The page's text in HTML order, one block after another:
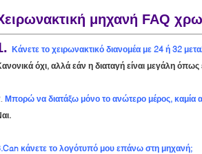
μηχανή FAQ
Κάνετε το χειρωνακτικό διανομέα με 24 ή 32
όχι, αλλά εάν η διαταγή είναι μεγάλη
Μπορώ να διατάξω μόνο το ανώτερο μέρος, καμία
κάνετε το λογότυπό μου επάνω στη μηχανή;